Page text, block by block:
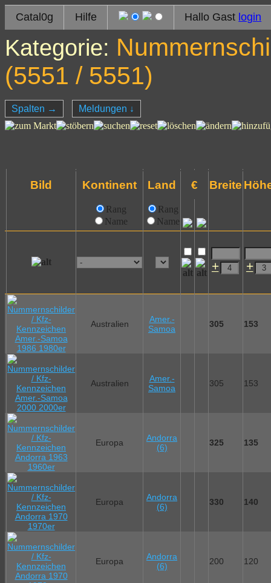
Catal0g Hilfe Hallo Gast login
Kategorie:
(5551 / 5551)
Spalten → Meldungen ↓
Bild Kontinent Land € Breite
Rang
Name
Rang
Name
+
─ +
─
Australien
Amer.-
Samoa
305 153
Australien
Amer.-
Samoa
305 153
Europa
Andorra
(6)
325 135
Europa
Andorra
(6)
330 140
Europa
Andorra
(6)
200 120